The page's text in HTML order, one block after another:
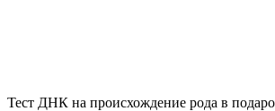
Тест ДНК на происхождение рода в